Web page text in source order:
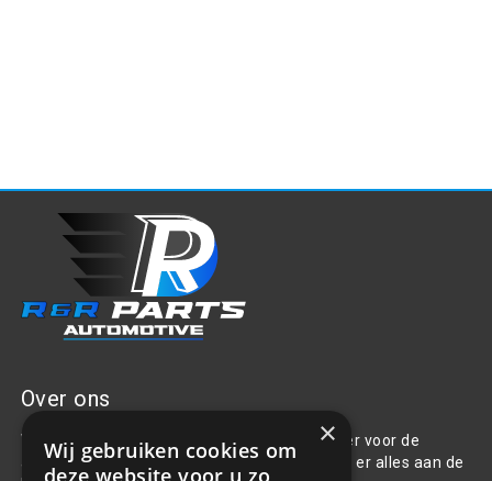
Over ons
Welkom bij R&R Parts Automotive, uw partner voor de
aanschaf van alle auto accessoires. Wij doen er alles aan de
×
Wij gebruiken cookies om
deze website voor u zo